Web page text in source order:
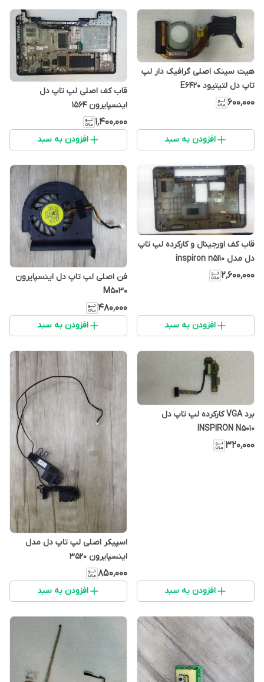
هیت سینک اصلی گرافیک دار لپ
تاپ دل لتیتیود E6420
۶۰۰٬۰۰۰
افزودن به سبد
قاب کف اصلی لپ تاپ دل
اینسپایرون 1564
۱٬۴۰۰٬۰۰۰
افزودن به سبد
قاب کف اورجینال و کارکرده لپ تاپ
دل مدل inspiron n5110
۲٬۶۰۰٬۰۰۰
افزودن به سبد
فن اصلی لپ تاپ دل اینسپایرون
M5030
۴۸۰٬۰۰۰
افزودن به سبد
برد VGA کارکرده لپ تاپ دل
INSPIRON N5010
۳۲۰٬۰۰۰
افزودن به سبد
اسپیکر اصلی لپ تاپ دل مدل
اینسپایرون 3520
۸۵۰٬۰۰۰
افزودن به سبد